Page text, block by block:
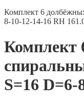
Комплект 6
8-10-12-14-16 RH
Комплект
S=16 D=6-